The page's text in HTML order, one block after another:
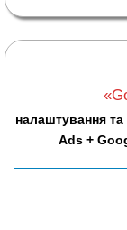
налаштування
Ads +